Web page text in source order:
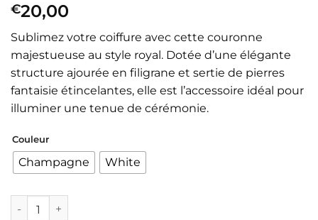
€20,00
Sublimez votre coiffure avec cette couronne
majestueuse au style royal. Dotée d’une élégante
structure ajourée en filigrane et sertie de pierres
fantaisie étincelantes, elle est l’accessoire idéal pour
illuminer une tenue de cérémonie.
Couleur
Champagne White
Couronne Majestueuse Aziza quantity